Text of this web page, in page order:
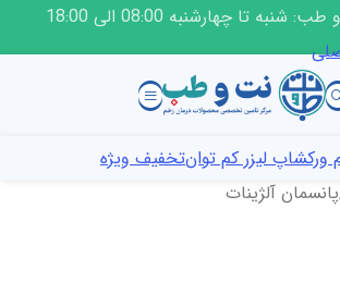
تا چهارشنبه 08:00 الی 18:00
ورکشاپ لیزر کم توانتخفیف ویژه
پانسمان آلژینات